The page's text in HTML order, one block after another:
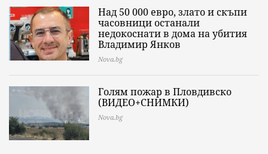
Над 50 000 евро, злато и скъпи
часовници останали
недокоснати в дома на убития
Владимир Янков
Nova.bg
Голям пожар в Пловдивско
(ВИДЕО+СНИМКИ)
Nova.bg